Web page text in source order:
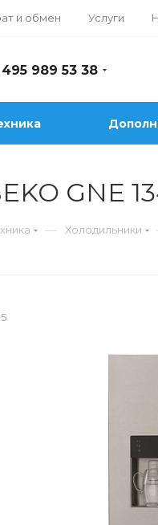
и обмен Услуги
989 53 38
GNE
— Холодильники